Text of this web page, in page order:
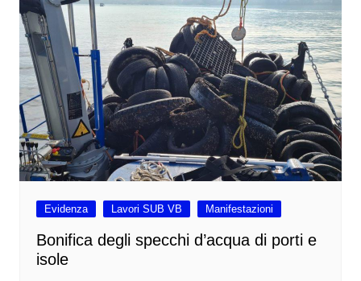
Evidenza Lavori SUB VB Manifestazioni
Bonifica degli specchi d’acqua di porti e
isole